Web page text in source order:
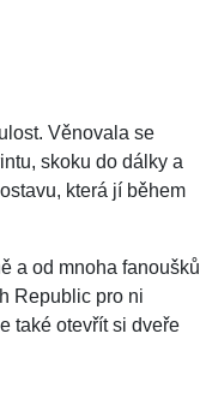
Věnovala se
skoku do dálky a
která jí během
a od mnoha fanoušků
Republic pro ni
také otevřít si dveře